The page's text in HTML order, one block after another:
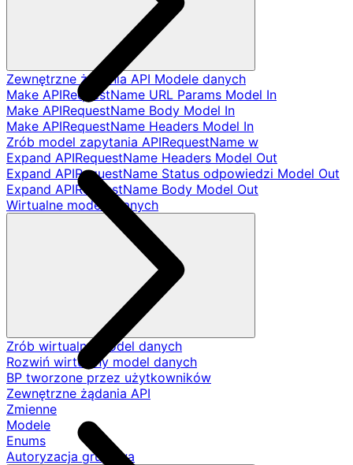
Zewnętrzne żądania API Modele danych
Make APIRequestName URL Params Model In
Make APIRequestName Body Model In
Make APIRequestName Headers Model In
Zrób model zapytania APIRequestName w
Expand APIRequestName Headers Model Out
Expand APIRequestName Status odpowiedzi Model Out
Expand APIRequestName Body Model Out
Wirtualne modele danych
Zrób wirtualny model danych
Rozwiń wirtualny model danych
BP tworzone przez użytkowników
Zewnętrzne żądania API
Zmienne
Modele
Enums
Autoryzacja grupowa